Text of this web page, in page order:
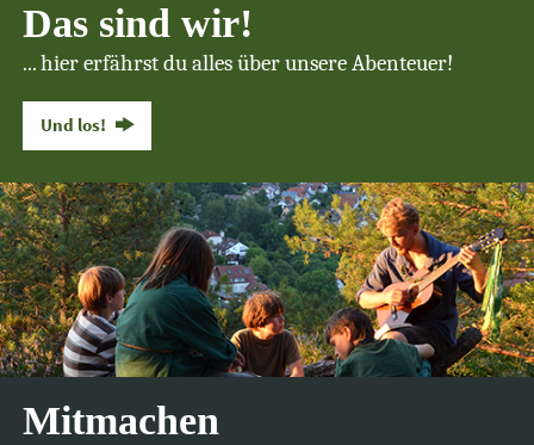
Das sind wir!
... hier erfährst du alles über unsere Abenteuer!
Und los!
Mitmachen